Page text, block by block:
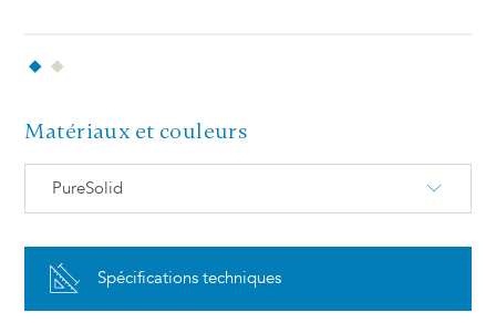
Matériaux et couleurs
PureSolid
Spécifications techniques